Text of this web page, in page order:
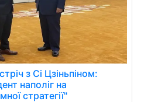
з Сі Цзіньпіном:
наполіг на
стратегії"